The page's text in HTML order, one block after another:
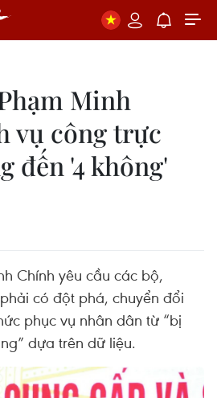
Minh
vụ công trực
đến '4 không'
Chính yêu cầu các bộ,
có đột phá, chuyển đổi
phục vụ nhân dân từ “bị
dựa trên dữ liệu.